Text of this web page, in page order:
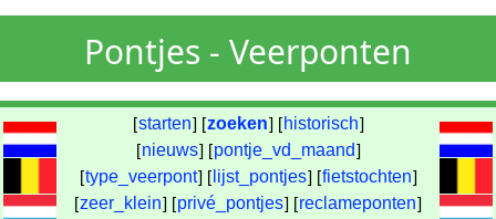
Pontjes - Veerponten
[starten] [zoeken] [ historisch]
[nieuws] [pontje_vd_maand]
[type_veerpont] [ lijst_pontjes] [fietstochten]
[zeer_klein] [privé_pontjes] [reclameponten]